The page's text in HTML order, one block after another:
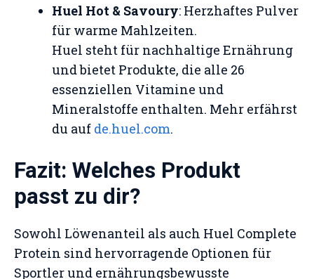
Huel Hot & Savoury: Herzhaftes Pulver
für warme Mahlzeiten.
Huel steht für nachhaltige Ernährung
und bietet Produkte, die alle 26
essenziellen Vitamine und
Mineralstoffe enthalten. Mehr erfährst
du auf de.huel.com.
Fazit: Welches Produkt
passt zu dir?
Sowohl Löwenanteil als auch Huel Complete
Protein sind hervorragende Optionen für
Sportler und ernährungsbewusste